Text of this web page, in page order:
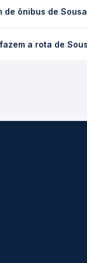
Quero Passagem
ônibus de
Passagem
a rota de